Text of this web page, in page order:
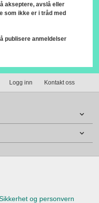
akseptere, avslå eller
som ikke er i tråd med
publisere anmeldelser
Logg inn Kontakt oss
og personvern